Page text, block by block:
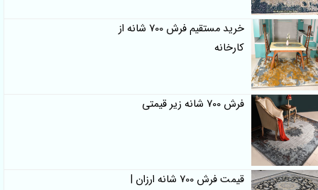
خرید مستقیم فرش 700 شانه از
کارخانه
فرش 700 شانه زیر قیمتی
قیمت فرش 700 شانه ارزان |